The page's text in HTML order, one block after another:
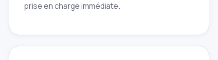
prise en charge immédiate.